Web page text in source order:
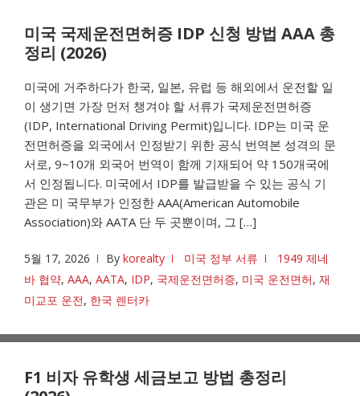
미국 국제운전면허증 IDP 신청 방법 AAA 총
정리 (2026)
미국에 거주하다가 한국, 일본, 유럽 등 해외에서 운전할 일
이 생기면 가장 먼저 챙겨야 할 서류가 국제운전면허증
(IDP, International Driving Permit)입니다. IDP는 미국 운
전면허증을 외국에서 인정받기 위한 공식 번역본 성격의 문
서로, 9~10개 외국어 번역이 함께 기재되어 약 150개국에
서 인정됩니다. 미국에서 IDP를 발급받을 수 있는 공식 기
관은 미 국무부가 인정한 AAA(American Automobile
Association)와 AATA 단 두 곳뿐이며, 그 […]
5월 17, 2026 By korealty 미국 정부 서류
1949 제네
바 협약, AAA, AATA, IDP, 국제운전면허증, 미국 운전면허, 재
미교포 운전, 한국 렌터카
F1 비자 유학생 세금보고 방법 총정리